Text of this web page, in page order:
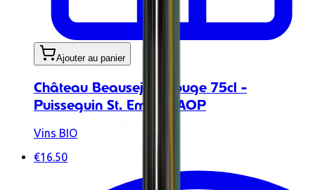
Ajouter au panier
Château Beausejour rouge 75cl -
Puisseguin St. Emilion AOP
Vins BIO
€16.50